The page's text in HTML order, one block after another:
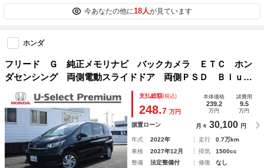
今あなたの他に18人が見ています
ホンダ
フリード Ｇ 純正メモリナビ バックカメラ ＥＴＣ ホン
ダセンシング 両側電動スライドドア 両側ＰＳＤ Ｂｌｕｅ
ｔｏｏｔｈ対応 ＡＣＣ ＬＫＡＳ ＡＵＸ 助手席エアバッ
グ 盗難防止システム Ｂカメラ ＥＳＣ ＵＳＢ
支払総額(税込)
248.7 万円
本体価格
239.2
万円
諸費用
9.5
万円
据置ローン 月々 30,100 円
年式 2022年 走行
0.7万km
車検
2027年12月 排気
1500cc
整備
法定整備付 修復
なし